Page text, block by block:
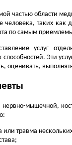
частью области
таких как
по самым
услуг
Эти
оценивать,
мышечной,
травма